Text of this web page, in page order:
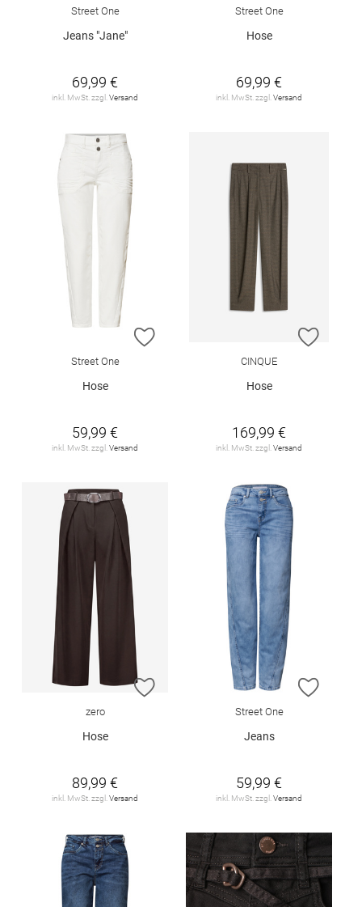
Street One
Jeans "Jane"
69,99 €
inkl. MwSt. zzgl.Versand
Street One
Hose
69,99 €
inkl. MwSt. zzgl.Versand
ZUR WUNSCHLISTE HINZUFÜGEN
Street One
Hose
59,99 €
inkl. MwSt. zzgl. Versand
ZUR
CINQUE
Hose
169,99 €
inkl. MwSt. zzgl. Versand
ZUR WUNSCHLISTE HINZUFÜGEN
zero
Hose
89,99 €
inkl. MwSt. zzgl. Versand
ZUR
Street One
Jeans
59,99 €
inkl. MwSt. zzgl. Versand